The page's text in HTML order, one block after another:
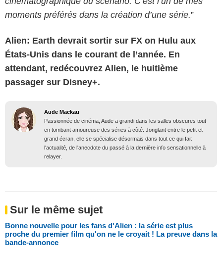
moments préférés dans la création d’une série.”
Alien: Earth devrait sortir sur FX on Hulu aux
États-Unis dans le courant de l’année. En
attendant, redécouvrez Alien, le huitième
passager sur Disney+.
Aude Mackau
Passionnée de cinéma, Aude a grandi dans les salles obscures tout
en tombant amoureuse des séries à côté. Jonglant entre le petit et
grand écran, elle se spécialise désormais dans tout ce qui fait
l'actualité, de l'anecdote du passé à la dernière info sensationnelle à
relayer.
Sur le même sujet
Bonne nouvelle pour les fans d'Alien : la série est plus
proche du premier film qu'on ne le croyait ! La preuve dans la
bande-annonce